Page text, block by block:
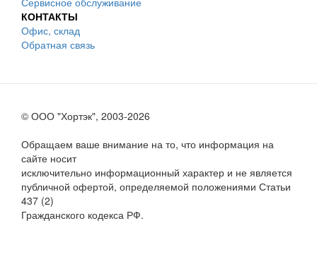
КОНТАКТЫ
Офис, склад
Обратная связь
© ООО "Хортэк", 2003-2026
Обращаем ваше внимание на то, что информация на
сайте носит
исключительно информационный характер и не является
публичной офертой, определяемой положениями Статьи
437 (2)
Гражданского кодекса РФ.